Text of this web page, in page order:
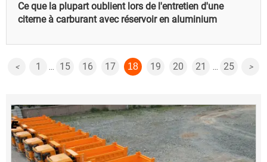
Ce que la plupart oublient lors de l'entretien d'une
citerne à carburant avec réservoir en aluminium
< 1 15 16 17 18 19 20 21 25 >